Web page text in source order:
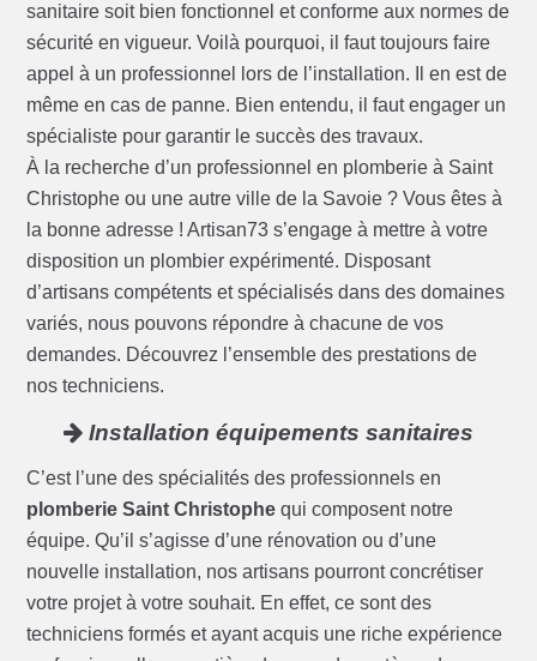
sanitaire soit bien fonctionnel et conforme aux normes de
sécurité en vigueur. Voilà pourquoi, il faut toujours faire
appel à un professionnel lors de l’installation. Il en est de
même en cas de panne. Bien entendu, il faut engager un
spécialiste pour garantir le succès des travaux.
À la recherche d’un professionnel en plomberie à Saint
Christophe ou une autre ville de la Savoie ? Vous êtes à
la bonne adresse ! Artisan73 s’engage à mettre à votre
disposition un plombier expérimenté. Disposant
d’artisans compétents et spécialisés dans des domaines
variés, nous pouvons répondre à chacune de vos
demandes. Découvrez l’ensemble des prestations de
nos techniciens.
Installation équipements sanitaires
C’est l’une des spécialités des professionnels en
plomberie Saint Christophe qui composent notre
équipe. Qu’il s’agisse d’une rénovation ou d’une
nouvelle installation, nos artisans pourront concrétiser
votre projet à votre souhait. En effet, ce sont des
techniciens formés et ayant acquis une riche expérience